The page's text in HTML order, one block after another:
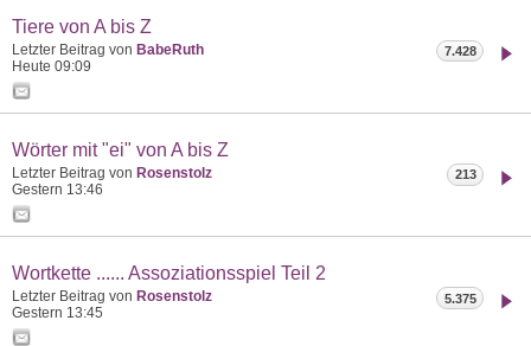
Tiere von A bis Z
Letzter Beitrag von BabeRuth
Heute 09:09
7.428
Wörter mit "ei" von A bis Z
Letzter Beitrag von Rosenstolz
Gestern 13:46
213
Wortkette ...... Assoziationsspiel Teil 2
Letzter Beitrag von Rosenstolz
Gestern 13:45
5.375